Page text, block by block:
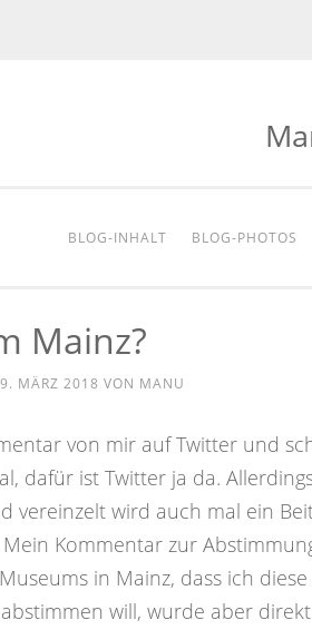
BLOG-INHALT BLOG-PHOTOS
Mainz?
MÄRZ 2018 VON MANU
von mir auf Twitter und
dafür ist Twitter ja da.
vereinzelt wird auch mal ein
Kommentar zur
in Mainz, dass ich
will, wurde aber